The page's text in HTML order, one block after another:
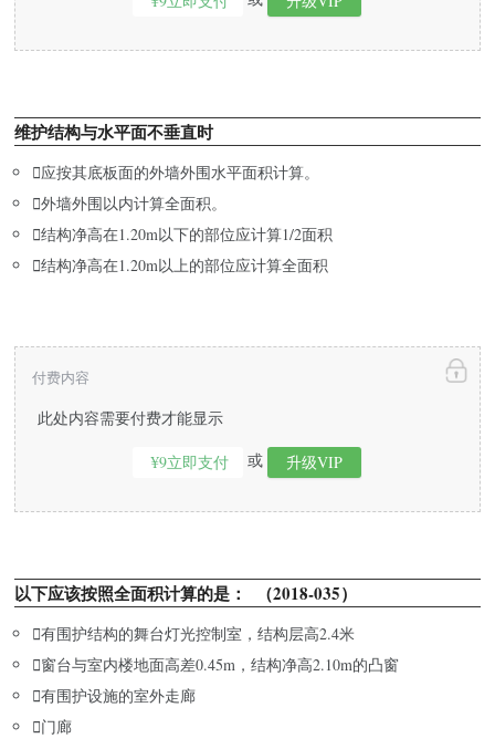
维护结构与水平面不垂直时
应按其底板面的外墙外围水平面积计算。
外墙外围以内计算全面积。
结构净高在1.20m以下的部位应计算1/2面积
结构净高在1.20m以上的部位应计算全面积
此处内容需要付费才能显示
¥9立即支付 或 升级VIP
付费内容
以下应该按照全面积计算的是： （2018-035）
有围护结构的舞台灯光控制室，结构层高2.4米
窗台与室内楼地面高差0.45m，结构净高2.10m的凸窗
有围护设施的室外走廊
门廊